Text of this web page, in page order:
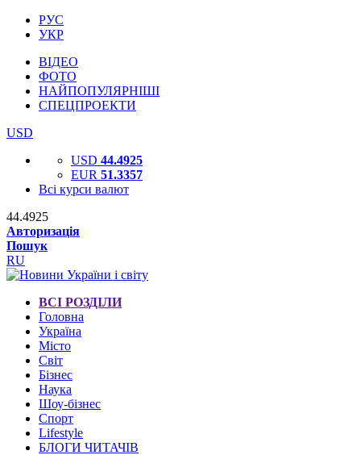
РУС
УКР
ВІДЕО
ФОТО
НАЙПОПУЛЯРНІШІ
СПЕЦПРОЕКТИ
USD
USD 44.4925
EUR 51.3357
Всі курси валют
44.4925
Авторизація
Пошук
RU
ВСІ РОЗДІЛИ
Головна
Україна
Місто
Світ
Бізнес
Наука
Шоу-бізнес
Спорт
Lifestyle
БЛОГИ ЧИТАЧІВ